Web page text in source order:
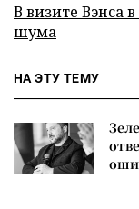
В визите Вэнса
шума
НА ЭТУ ТЕМУ